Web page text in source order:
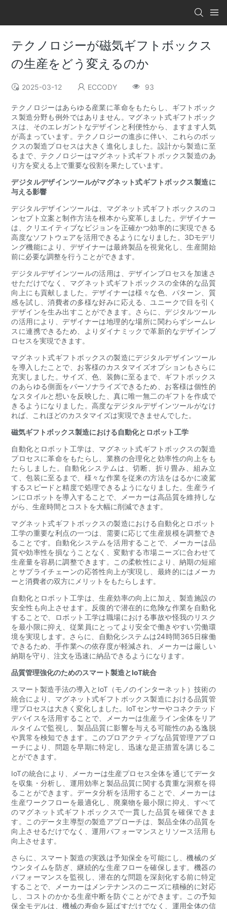
テクノロジーが磁気ギフトボックス
の生産をどう変えるのか
2025-03-12 ECCODY 93
テクノロジーはあらゆる産業に革命をもたらし、ギフトボック
ス製造分野も例外ではありません。マグネット式ギフトボック
スは、そのエレガントなデザインと利便性から、ますます人気
が高まっています。テクノロジーの進歩に伴い、これらのボッ
クスの製造プロセスは大きく進化しました。設計から製造に至
るまで、テクノロジーはマグネット式ギフトボックス製造のあ
り方を変える上で重要な役割を果たしています。
デジタルデザインツールがマグネット式ギフトボックス製造に
与える影響
デジタルデザインツールは、マグネット式ギフトボックスのコ
ンセプト立案と制作方法を根本から変革しました。デザイナー
は、クリエイティブなビジョンを正確かつ効率的に実現できる
高度なソフトウェアを活用できるようになりました。3Dモデリ
ング機能により、デザイナーは最終製品を視覚化し、生産開始
前に必要な調整を行うことができます。
デジタルデザインツールの活用は、デザインプロセスを加速さ
せただけでなく、マグネット式ギフトボックスの全体的な品質
向上にも貢献しました。デザイナーは様々な色、パターン、質
感を試し、消費者の多様な好みに応える、ユニークで目を引く
デザインを生み出すことができます。さらに、デジタルツール
の活用により、デザイナーは地理的な場所に関わらずシームレ
スに連携できるため、よりダイナミックで革新的なデザインプ
ロセスを実現できます。
マグネット式ギフトボックスの製造にデジタルデザインツール
を導入したことで、お客様のカスタマイズオプションもさらに
充実しました。サイズ、色、装飾に至るまで、ギフトボックス
のあらゆる側面をパーソナライズできるため、お客様は個性的
なスタイルと想いを反映した、真に唯一無二のギフトを作成で
きるようになりました。高度なデジタルデザインツールがなけ
れば、これほどのカスタマイズは実現できませんでした。
磁気ギフトボックス製造における自動化とロボット工学
自動化とロボット工学は、マグネット式ギフトボックスの製造
プロセスに革命をもたらし、業務の合理化と効率性の向上をも
たらしました。自動化システムは、切断、折り畳み、組み立
て、包装に至るまで、様々な作業を従来の方法をはるかに凌駕
するスピードと精度で処理できるようになりました。生産ライ
ンにロボットを導入することで、メーカーは高品質を維持しな
がら、生産時間とコストを大幅に削減できます。
マグネット式ギフトボックスの製造における自動化とロボット
工学の重要な利点の一つは、需要に応じて生産規模を調整でき
ることです。自動化システムを活用することで、メーカーは品
質や効率性を損なうことなく、変動する市場ニーズに合わせて
生産量を容易に調整できます。この柔軟性により、納期の短縮
とサプライチェーンの応答性向上が実現し、最終的にはメーカ
ーと消費者の双方にメリットをもたらします。
自動化とロボット工学は、生産効率の向上に加え、製造施設の
安全性も向上させます。反復的で潜在的に危険な作業を自動化
することで、ロボット工学は職場における事故や怪我のリスク
を最小限に抑え、従業員にとってより安全で働きやすい労働環
境を実現します。さらに、自動化システムは24時間365日稼働
できるため、手作業への依存度が軽減され、メーカーは厳しい
納期を守り、注文を迅速に納品できるようになります。
品質管理強化のためのスマート製造とIoT統合
スマート製造手法の導入とIoT（モノのインターネット）技術の
統合により、マグネット式ギフトボックス製造における品質管
理プロセスは大きく変化しました。IoTセンサーやコネクテッド
デバイスを活用することで、メーカーは生産ライン全体をリア
ルタイムで監視し、製品品質に影響を与える可能性のある逸脱
や異常を検知できます。このプロアクティブな品質管理アプロ
ーチにより、問題を早期に特定し、迅速な是正措置を講じるこ
とができます。
IoTの統合により、メーカーは生産プロセス全体を通じてデータ
を収集・分析し、運用効率と製品品質に関する貴重な洞察を得
ることができます。データ分析を活用することで、メーカーは
生産ワークフローを最適化し、廃棄物を最小限に抑え、すべて
のマグネット式ギフトボックスで一貫した品質を確保できま
す。このデータ主導型の製造アプローチは、製品全体の品質を
向上させるだけでなく、運用パフォーマンスとリソース活用も
向上させます。
さらに、スマート製造の実践は予知保全を可能にし、機械のダ
ウンタイムを防ぎ、継続的な生産フローを確保します。機器の
パフォーマンスを監視し、潜在的な問題を深刻化する前に特定
することで、メーカーはメンテナンスのニーズに積極的に対応
し、コストのかかる生産中断を防ぐことができます。この予知
保全モデルは、機械の寿命を延ばすだけでなく、運用全体の信